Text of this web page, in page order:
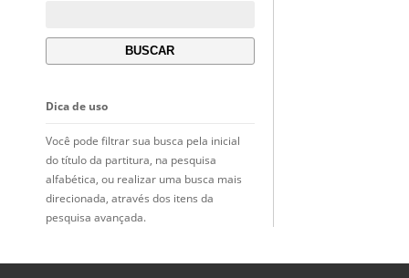
Dica de uso
Você pode filtrar sua busca pela inicial
do título da partitura, na pesquisa
alfabética, ou realizar uma busca mais
direcionada, através dos itens da
pesquisa avançada.